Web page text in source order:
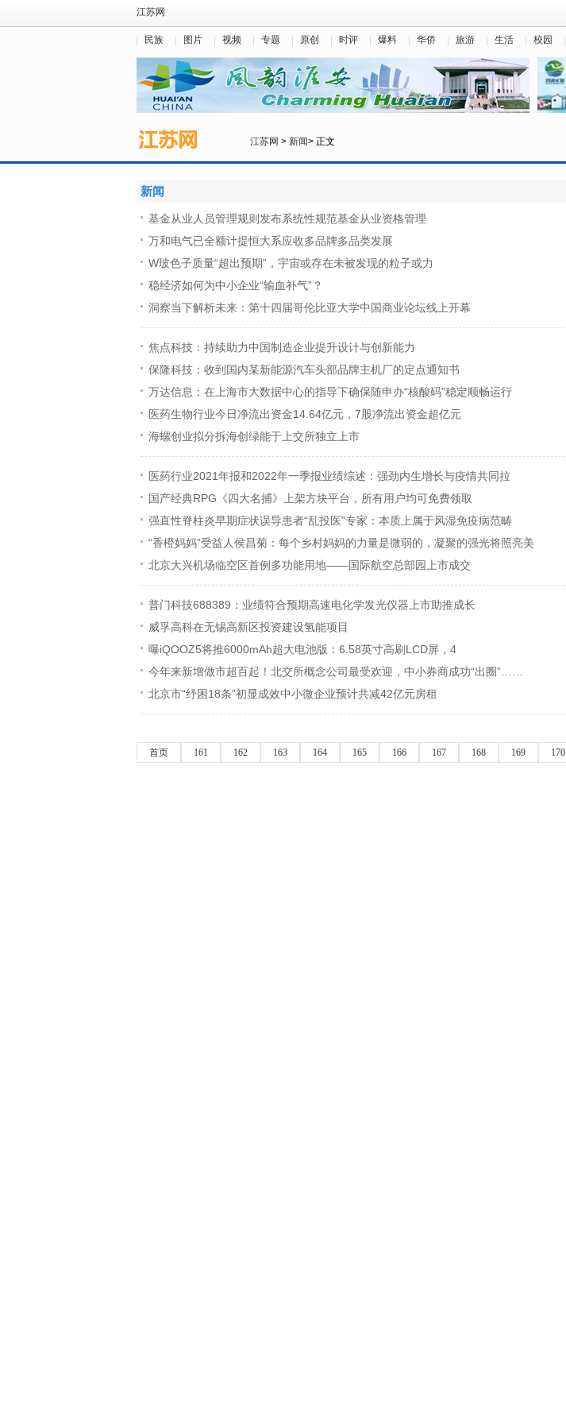
江苏网
民族 图片 视频 专题 原创 时评 爆料 华侨 旅游 生活 校园
江苏网 > 新闻> 正文
新闻
基金从业人员管理规则发布系统性规范基金从业资格管理
万和电气已全额计提恒大系应收多品牌多品类发展
W玻色子质量“超出预期”，宇宙或存在未被发现的粒子或力
稳经济如何为中小企业“输血补气”？
洞察当下解析未来：第十四届哥伦比亚大学中国商业论坛线上开幕
焦点科技：持续助力中国制造企业提升设计与创新能力
保隆科技：收到国内某新能源汽车头部品牌主机厂的定点通知书
万达信息：在上海市大数据中心的指导下确保随申办“核酸码”稳定顺畅运行
医药生物行业今日净流出资金14.64亿元，7股净流出资金超亿元
海螺创业拟分拆海创绿能于上交所独立上市
医药行业2021年报和2022年一季报业绩综述：强劲内生增长与疫情共同拉
国产经典RPG《四大名捕》上架方块平台，所有用户均可免费领取
强直性脊柱炎早期症状误导患者“乱投医”专家：本质上属于风湿免疫病范畴
“香橙妈妈”受益人侯昌菊：每个乡村妈妈的力量是微弱的，凝聚的强光将照亮美
北京大兴机场临空区首例多功能用地——国际航空总部园上市成交
普门科技688389：业绩符合预期高速电化学发光仪器上市助推成长
威孚高科在无锡高新区投资建设氢能项目
曝iQOOZ5将推6000mAh超大电池版：6.58英寸高刷LCD屏，4
今年来新增做市超百起！北交所概念公司最受欢迎，中小券商成功“出圈”……
北京市“纾困18条”初显成效中小微企业预计共减42亿元房租
首页 161 162 163 164 165 166 167 168 169 170